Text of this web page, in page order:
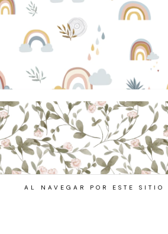
AL NAVEGAR POR ESTE SITIO